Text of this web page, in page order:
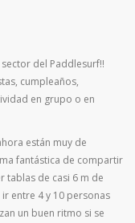
del Paddlesurf!!
cumpleaños,
en grupo o en
están muy de
fantástica de compartir
tablas de casi 6 m de
entre 4 y 10 personas
un buen ritmo si se